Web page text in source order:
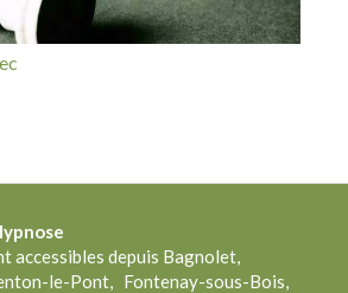
accessibles depuis Bagnolet,
le-Pont, Fontenay-sous-Bois,